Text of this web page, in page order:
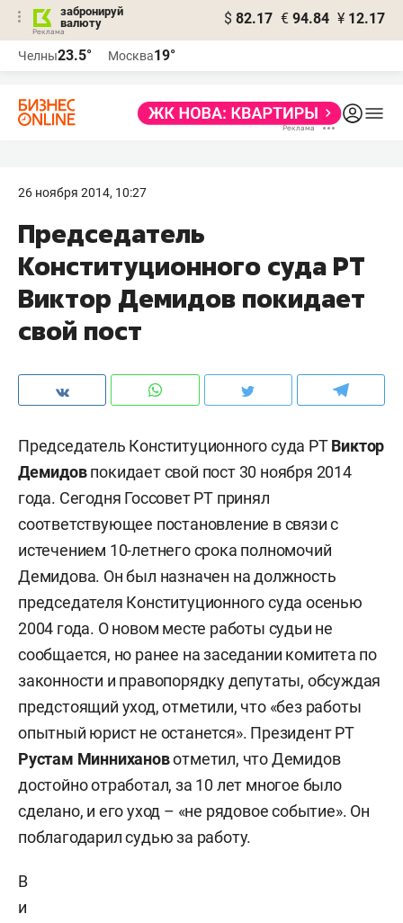
забронируй
валюту
$ 82.17 € 94.84 ¥ 12.17
Челны23.5° Москва19°
26 ноября 2014, 10:27
Председатель
Конституционного суда РТ
Виктор Демидов покидает
свой пост
Председатель Конституционного суда РТВиктор
Демидовпокидает свой пост 30 ноября 2014
года. Сегодня Госсовет РТ принял
соответствующее постановление в связи с
истечением 10-летнего срока полномочий
Демидова. Он был назначен на должность
председателя Конституционного суда осенью
2004 года. О новом месте работы судьи не
сообщается, но ранее на заседании комитета по
законности и правопорядку депутаты, обсуждая
предстоящий уход, отметили, что «без работы
опытный юрист не останется». Президент РТ
Рустам Миннихановотметил, что Демидов
достойно отработал, за 10 лет многое было
сделано, и его уход – «не рядовое событие». Он
поблагодарил судью за работу.
В
и